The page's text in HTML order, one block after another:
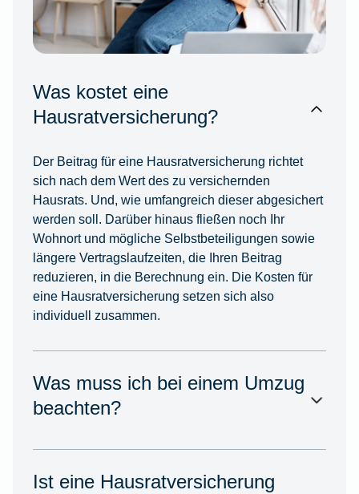
Was kostet eine
Hausratversicherung?
Der Beitrag für eine Hausratversicherung richtet
sich nach dem Wert des zu versichernden
Hausrats. Und, wie umfangreich dieser abgesichert
werden soll. Darüber hinaus fließen noch Ihr
Wohnort und mögliche Selbstbeteiligungen sowie
längere Vertragslaufzeiten, die Ihren Beitrag
reduzieren, in die Berechnung ein. Die Kosten für
eine Hausratversicherung setzen sich also
individuell zusammen.
Was muss ich bei einem Umzug
beachten?
Ist eine Hausratversicherung